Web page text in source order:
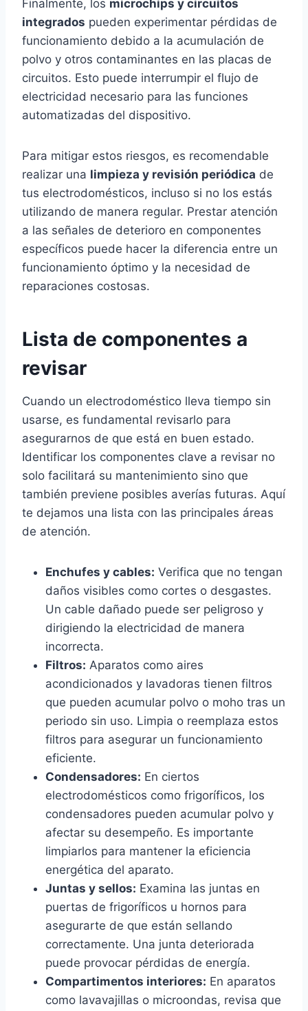
Finalmente, los microchips y circuitos
integrados pueden experimentar pérdidas de
funcionamiento debido a la acumulación de
polvo y otros contaminantes en las placas de
circuitos. Esto puede interrumpir el flujo de
electricidad necesario para las funciones
automatizadas del dispositivo.
Para mitigar estos riesgos, es recomendable
realizar una limpieza y revisión periódica de
tus electrodomésticos, incluso si no los estás
utilizando de manera regular. Prestar atención
a las señales de deterioro en componentes
específicos puede hacer la diferencia entre un
funcionamiento óptimo y la necesidad de
reparaciones costosas.
Lista de componentes a
revisar
Cuando un electrodoméstico lleva tiempo sin
usarse, es fundamental revisarlo para
asegurarnos de que está en buen estado.
Identificar los componentes clave a revisar no
solo facilitará su mantenimiento sino que
también previene posibles averías futuras. Aquí
te dejamos una lista con las principales áreas
de atención.
Enchufes y cables: Verifica que no tengan
daños visibles como cortes o desgastes.
Un cable dañado puede ser peligroso y
dirigiendo la electricidad de manera
incorrecta.
Filtros: Aparatos como aires
acondicionados y lavadoras tienen filtros
que pueden acumular polvo o moho tras un
periodo sin uso. Limpia o reemplaza estos
filtros para asegurar un funcionamiento
eficiente.
Condensadores: En ciertos
electrodomésticos como frigoríficos, los
condensadores pueden acumular polvo y
afectar su desempeño. Es importante
limpiarlos para mantener la eficiencia
energética del aparato.
Juntas y sellos: Examina las juntas en
puertas de frigoríficos u hornos para
asegurarte de que están sellando
correctamente. Una junta deteriorada
puede provocar pérdidas de energía.
Compartimentos interiores: En aparatos
como lavavajillas o microondas, revisa que